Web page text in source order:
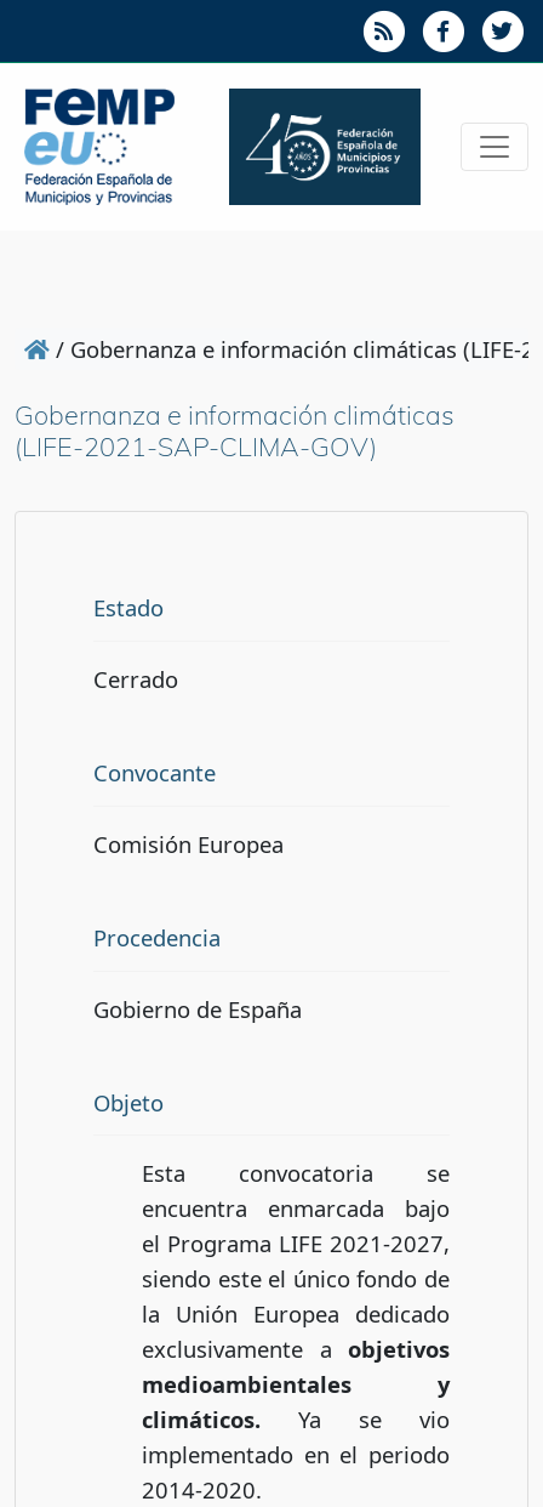
/ Gobernanza e información climáticas (LIFE-
Gobernanza e información climáticas
(LIFE-2021-SAP-CLIMA-GOV)
Estado
Cerrado
Convocante
Comisión Europea
Procedencia
Gobierno de España
Objeto
Esta convocatoria se
encuentra enmarcada bajo
el Programa LIFE 2021-2027,
siendo este el único fondo de
la Unión Europea dedicado
exclusivamente a objetivos
medioambientales y
climáticos. Ya se vio
implementado en el periodo
2014-2020.